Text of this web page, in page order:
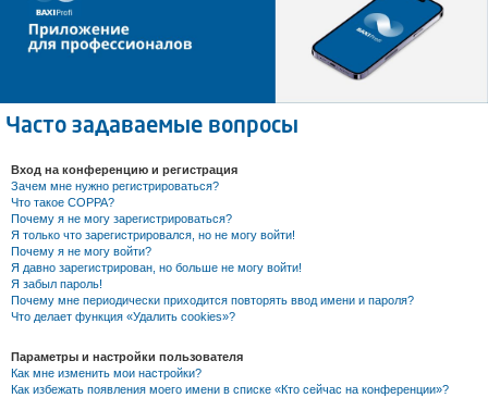
Часто задаваемые вопросы
Вход на конференцию и регистрация
Зачем мне нужно регистрироваться?
Что такое COPPA?
Почему я не могу зарегистрироваться?
Я только что зарегистрировался, но не могу войти!
Почему я не могу войти?
Я давно зарегистрирован, но больше не могу войти!
Я забыл пароль!
Почему мне периодически приходится повторять ввод имени и пароля?
Что делает функция «Удалить cookies»?
Параметры и настройки пользователя
Как мне изменить мои настройки?
Как избежать появления моего имени в списке «Кто сейчас на конференции»?